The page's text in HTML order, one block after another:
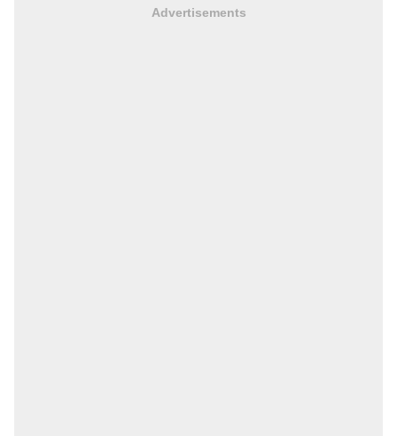
Advertisements